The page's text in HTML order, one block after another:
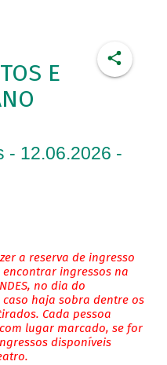
E
- 12.06.2026 -
a reserva de ingresso
ingressos na
no dia do
haja sobra dentre os
Cada pessoa
lugar marcado, se for
disponíveis